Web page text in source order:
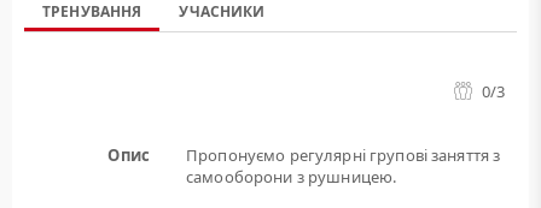
ТРЕНУВАННЯ УЧАСНИКИ
0/3
Опис
Пропонуємо регулярні групові заняття з
самооборони з рушницею.